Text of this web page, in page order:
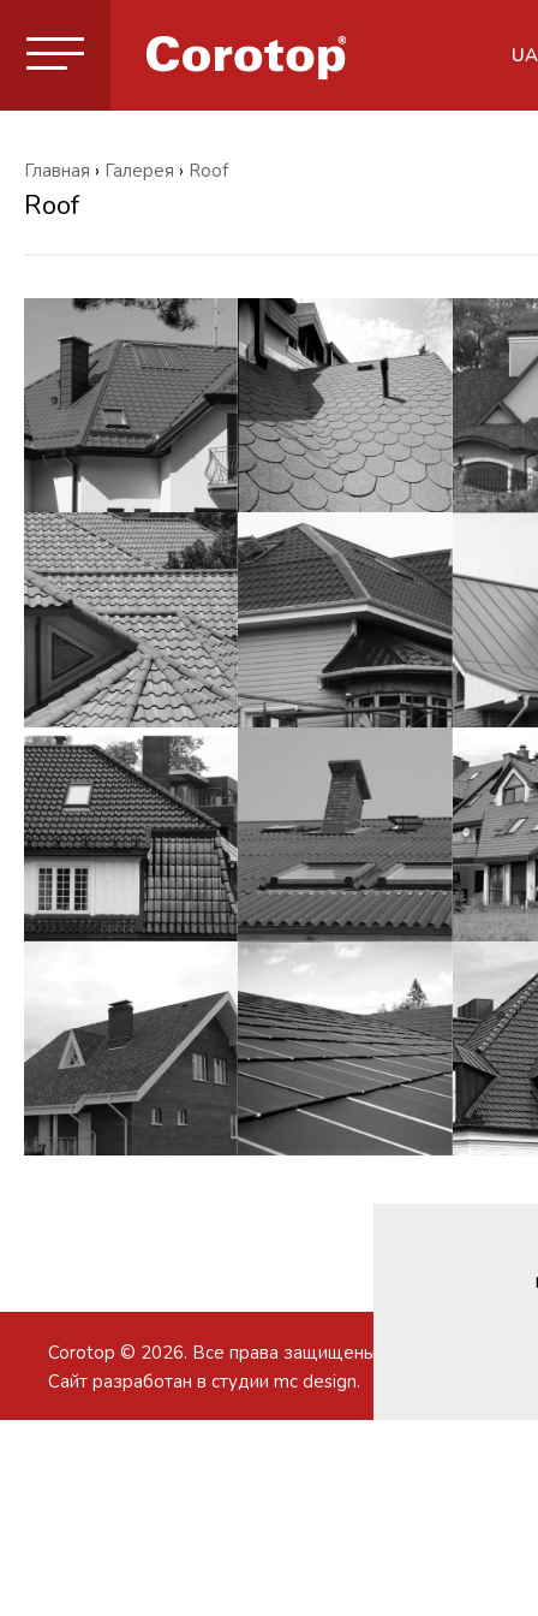
UA
Главная › Галерея › Roof
Roof
Corotop © 2026. Все права защищены.
Сайт разработан в студии mc design.